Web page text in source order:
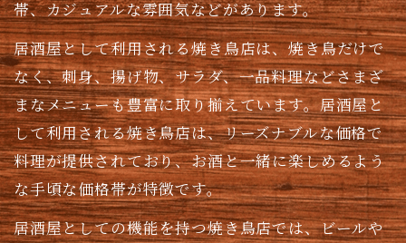
帯、カジュアルな雰囲気などがあります。
居酒屋として利用される焼き鳥店は、焼き鳥だけで
なく、刺身、揚げ物、サラダ、一品料理などさまざ
まなメニューも豊富に取り揃えています。居酒屋と
して利用される焼き鳥店は、リーズナブルな価格で
料理が提供されており、お酒と一緒に楽しめるよう
な手頃な価格帯が特徴です。
居酒屋としての機能を持つ焼き鳥店では、ビールや